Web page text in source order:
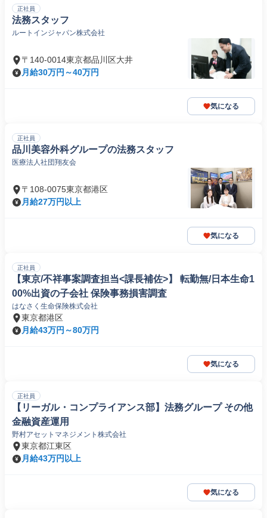
正社員
法務スタッフ
ルートインジャパン株式会社
〒140-0014東京都品川区大井
月給30万円～40万円
気になる
正社員
品川美容外科グループの法務スタッフ
医療法人社団翔友会
〒108-0075東京都港区
月給27万円以上
気になる
正社員
【東京/不祥事案調査担当<課長補佐>】 転勤無/日本生命1
00%出資の子会社 保険事務損害調査
はなさく生命保険株式会社
東京都港区
月給43万円～80万円
気になる
正社員
【リーガル・コンプライアンス部】法務グループ その他
金融資産運用
野村アセットマネジメント株式会社
東京都江東区
月給43万円以上
気になる